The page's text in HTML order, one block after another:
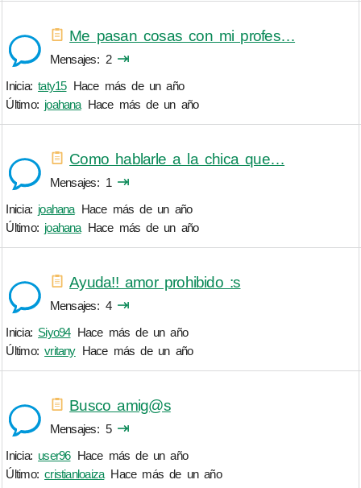
Me pasan cosas con mi profes…
Mensajes 2 ⇥
Inicia:taty15 Hace más de un año
Último: joahana Hace más de un año
Como hablarle a la chica que…
Mensajes 1 ⇥
Inicia: joahana Hace más de un año
Último: joahana Hace más de un año
Ayuda!! amor prohibido :s
Mensajes 4 ⇥
Inicia: Siyo94 Hace más de un año
Último:vritany Hace más de un año
Busco amig@s
Mensajes 5 ⇥
Inicia: user96 Hace más de un año
Último:cristianloaiza Hace más de un año